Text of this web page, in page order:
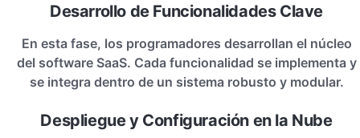
Desarrollo de Funcionalidades Clave
En esta fase, los programadores desarrollan el núcleo
del software SaaS. Cada funcionalidad se implementa y
se integra dentro de un sistema robusto y modular.
Despliegue y Configuración en la Nube